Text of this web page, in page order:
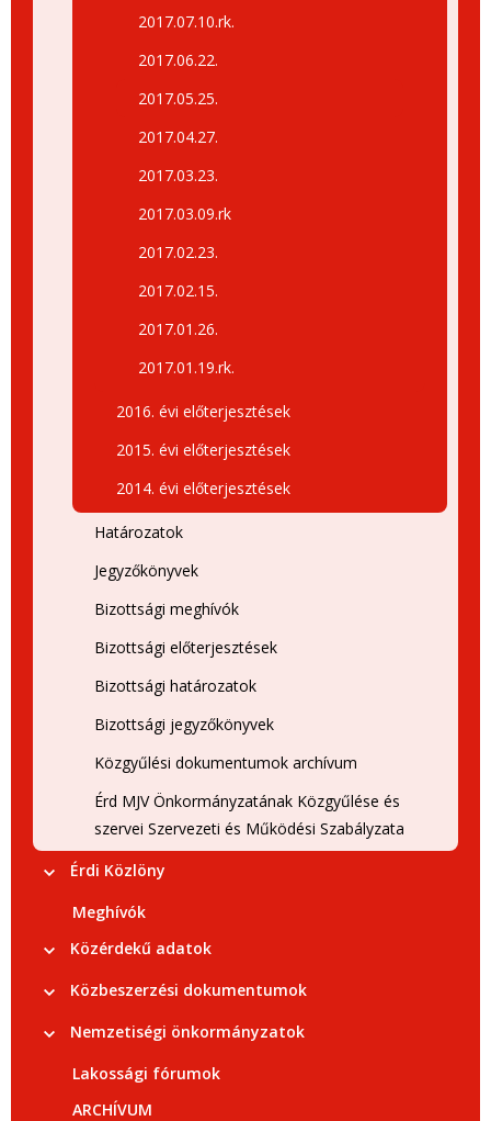
2017.07.10.rk.
2017.06.22.
2017.05.25.
2017.04.27.
2017.03.23.
2017.03.09.rk
2017.02.23.
2017.02.15.
2017.01.26.
2017.01.19.rk.
2016. évi előterjesztések
2015. évi előterjesztések
2014. évi előterjesztések
Határozatok
Jegyzőkönyvek
Bizottsági meghívók
Bizottsági előterjesztések
Bizottsági határozatok
Bizottsági jegyzőkönyvek
Közgyűlési dokumentumok archívum
Érd MJV Önkormányzatának Közgyűlése és
szervei Szervezeti és Működési Szabályzata
Érdi Közlöny
Meghívók
Közérdekű adatok
Közbeszerzési dokumentumok
Nemzetiségi önkormányzatok
Lakossági fórumok
ARCHÍVUM